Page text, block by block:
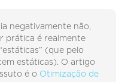
negativamente não,
prática é realmente
(que pelo
estáticas). O artigo
é o Otimização de